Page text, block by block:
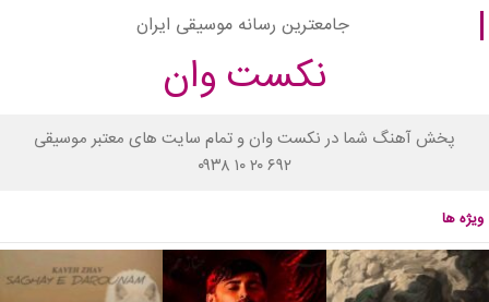
جامعترین رسانه موسیقی ایران
نکست وان
پخش آهنگ شما در نکست وان و تمام سایت های معتبر موسیقی
۰۹۳۸ ۱۰ ۲۰ ۶۹۲
ویژه ها